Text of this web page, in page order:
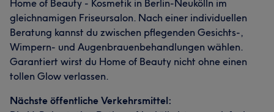
Home of Beauty - Kosmetik in Berlin-Neukölln im
gleichnamigen Friseursalon. Nach einer individuellen
Beratung kannst du zwischen pflegenden Gesichts-,
Wimpern- und Augenbrauenbehandlungen wählen.
Garantiert wirst du Home of Beauty nicht ohne einen
tollen Glow verlassen.
Nächste öffentliche Verkehrsmittel: